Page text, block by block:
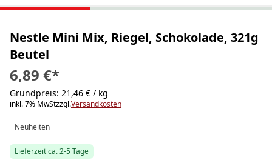
Nestle Mini Mix, Riegel, Schokolade, 321g
Beutel
6,89 €*
Grundpreis: 21,46 € / kg
inkl. 7% MwStzzgl.Versandkosten
Neuheiten
Lieferzeit ca. 2-5 Tage